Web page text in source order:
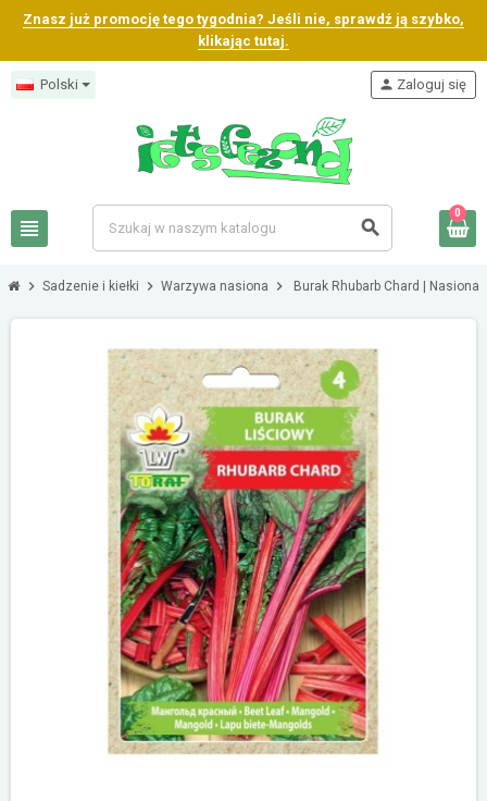
Znasz już promocję tego tygodnia? Jeśli nie, sprawdź ją szybko,
klikając tutaj.
Polski
view_headline search
person Zaloguj się
0
chevron_right Sadzenie i kiełki chevron_right Warzywa nasiona chevron_right Burak Rhubarb Chard | Nasiona